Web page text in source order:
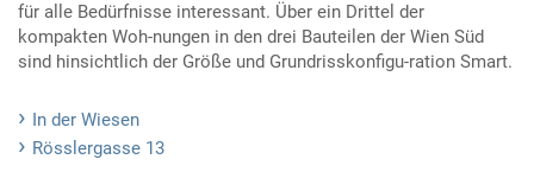
für alle Bedürfnisse interessant. Über ein Drittel der
kompakten Woh-nungen in den drei Bauteilen der Wien Süd
sind hinsichtlich der Größe und Grundrisskonfigu-ration Smart.
In der Wiesen
Rösslergasse 13